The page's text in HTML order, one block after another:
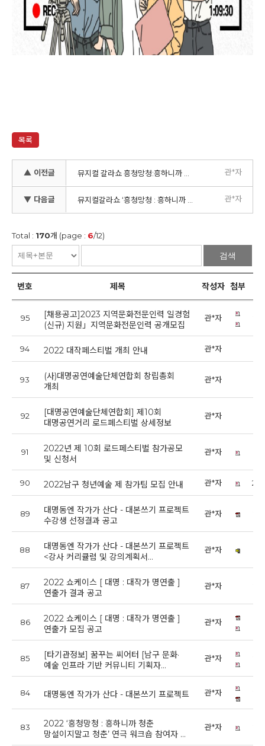
목록
▲ 이전글 관*자
▼ 다음글 관*자
Total : 170개 (page : 6/12)
검색
번호 제목 작성자 첨부
95
[채용공고]2023 지역문화전문인력 일경험
(신규) 지원」지역문화전문인력 공개모집
관*자
94 2022 대작페스티벌 개최 안내 관*자
93
(사)대명공연예술단체연합회 창립총회
개최
관*자
92
[대명공연예술단체연합회] 제10회
대명공연거리 로드페스티벌 상세정보
관*자
91
2022년 제 10회 로드페스티벌 참가공모
및 신청서
관*자
90 2022남구 청년예술 제 참가팀 모집 안내 관*자
89
대명동엔 작가가 산다 - 대본쓰기 프로젝트
수강생 선정결과 공고
관*자
88
대명동엔 작가가 산다 - 대본쓰기 프로젝트
<강사 커리큘럼 및 강의계획서…
관*자
87
2022 쇼케이스 [ 대명 : 대작가 명연출 ]
연출가 결과 공고
관*자
86
2022 쇼케이스 [ 대명 : 대작가 명연출 ]
연출가 모집 공고
관*자
85
[타기관정보] 꿈꾸는 씨어터 [남구 문화·
예술 인프라 기반 커뮤니티 기획자…
관*자
84 대명동엔 작가가 산다 - 대본쓰기 프로젝트 관*자
83
2022 ‘흥청망청 : 흥하니까 청춘
망설이지말고 청춘’ 연극 워크숍 참여자 …
관*자